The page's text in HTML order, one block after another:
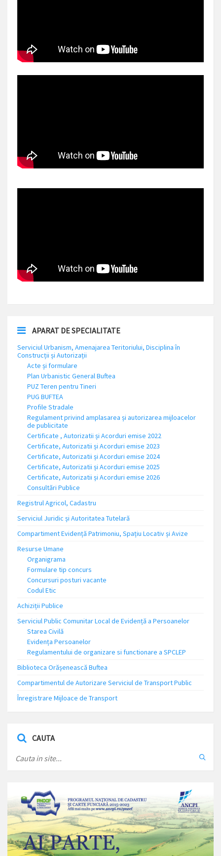
APARAT DE SPECIALITATE
Serviciul Urbanism, Amenajarea Teritoriului, Disciplina în
Construcții și Autorizații
Acte și formulare
Plan Urbanistic General Buftea
PUZ Teren pentru Tineri
PUG BUFTEA
Profile Stradale
Regulament privind amplasarea și autorizarea mijloacelor
de publicitate
Certificate , Autorizatii și Acorduri emise 2022
Certificate, Autorizatii și Acorduri emise 2023
Certificate, Autorizatii și Acorduri emise 2024
Certificate, Autorizatii și Acorduri emise 2025
Certificate, Autorizatii și Acorduri emise 2026
Consultări Publice
Registrul Agricol, Cadastru
Serviciul Juridic și Autoritatea Tutelară
Compartiment Evidență Patrimoniu, Spațiu Locativ și Avize
Resurse Umane
Organigrama
Formulare tip concurs
Concursuri posturi vacante
Codul Etic
Achiziții Publice
Serviciul Public Comunitar Local de Evidență a Persoanelor
Starea Civilă
Evidența Persoanelor
Regulamentului de organizare si functionare a SPCLEP
Biblioteca Orășenească Buftea
Compartimentul de Autorizare Serviciul de Transport Public
Înregistrare Mijloace de Transport
CAUTA